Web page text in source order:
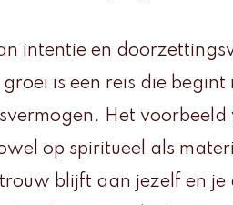
intentie en
groei is een reis die begint
Het
op spiritueel als
blijft aan jezelf en je